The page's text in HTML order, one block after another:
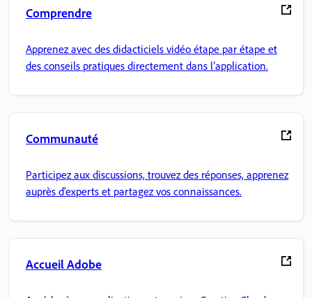
Comprendre
Apprenez avec des didacticiels vidéo étape par étape et
des conseils pratiques directement dans l’application.
Communauté
Participez aux discussions, trouvez des réponses, apprenez
auprès d'experts et partagez vos connaissances.
Accueil Adobe